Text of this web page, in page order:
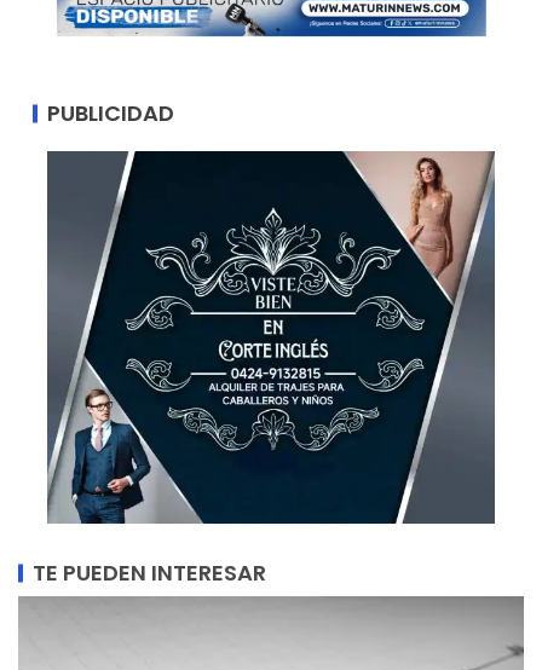
PUBLICIDAD
TE PUEDEN INTERESAR